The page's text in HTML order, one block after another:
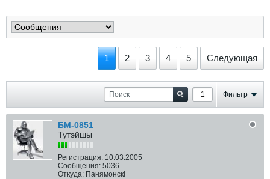
1 2 3 4 5 Следующая
Фильтр
БМ-0851
Тутэйшы
Регистрация: 10.03.2005
Сообщения: 5036
Откуда: Панямонскі